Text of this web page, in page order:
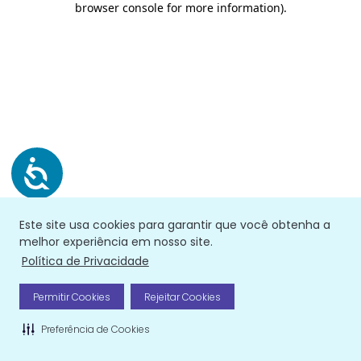
Este site usa cookies para garantir que você obtenha a
melhor experiência em nosso site.
Política de Privacidade
Permitir Cookies Rejeitar Cookies
Preferência de Cookies
browser console for more information).